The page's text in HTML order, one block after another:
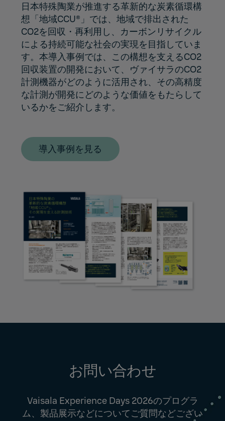
日本特殊陶業が推進する革新的な炭素循環構
想「地域CCU®」では、地域で排出された
CO2を回収・再利用し、カーボンリサイクル
による持続可能な社会の実現を目指していま
す。本導入事例では、この構想を支えるCO2
回収装置の開発において、ヴァイサラのCO2
計測機器がどのように活用され、その高精度
な計測が開発にどのような価値をもたらして
いるかをご紹介します。
導入事例を見る
お問い合わせ
Vaisala Experience Days 2026のプログラ
ム、製品展示などについてご質問などござい